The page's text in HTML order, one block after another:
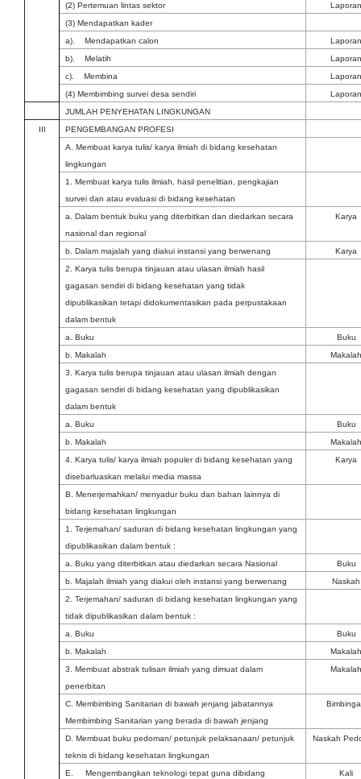
(2) Pertemuan lintas sektor
(3) Mendapatkan kader
a). Mendapatkan calon
b). Melatih
c). Membina
(4) Membimbing survei desa sendiri
JUMLAH PENYEHATAN LINGKUNGAN
III
PENGEMBANGAN PROFESI
A. Membuat karya tulis/ karya ilmiah di bidang kesehatan
lingkungan
1. Membuat karya tulis ilmiah, hasil penelitian, pengkajian
survei dan atau evaluasi di bidang kesehatan
a. Dalam bentuk buku yang diterbitkan dan diedarkan secara
nasional dan regional
Karya
b. Dalam majalah yang diakui instansi yang berwenang
Karya
2. Karya tulis berupa tinjauan atau ulasan ilmiah hasil
gagasan sendiri di bidang kesehatan yang tidak
dipublikasikan tetapi didokumentasikan pada perpustakaan
dalam bentuk
a. Buku
Buku
b. Makalah
3. Karya tulis berupa tinjauan atau ulasan ilmiah dengan
gagasan sendiri di bidang kesehatan yang dipublikasikan
dalam bentuk
a. Buku
Buku
b. Makalah
4. Karya tulis/ karya ilmiah populer di bidang kesehatan yang
disebarluaskan melalui media massa
Karya
B. Menerjemahkan/ menyadur buku dan bahan lainnya di
bidang kesehatan lingkungan
1. Terjemahan/ saduran di bidang kesehatan lingkungan yang
dipublikasikan dalam bentuk :
a. Buku yang diterbitkan atau diedarkan secara Nasional
Buku
b. Majalah ilmiah yang diakui oleh instansi yang berwenang
Naskah
2. Terjemahan/ saduran di bidang kesehatan lingkungan yang
tidak dipublikasikan dalam bentuk :
a. Buku
Buku
b. Makalah
3. Membuat abstrak tulisan ilmiah yang dimuat dalam
penerbitan
C. Membimbing Sanitarian di bawah jenjang jabatannya
Membimbing Sanitarian yang berada di bawah jenjang
D. Membuat buku pedoman/ petunjuk pelaksanaan/ petunjuk
teknis di bidang kesehatan lingkungan
Naskah
E. Mengembangkan teknologi tepat guna dibidang
Kali